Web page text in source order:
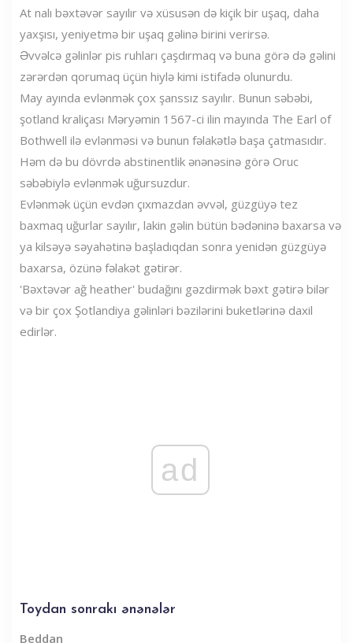
At nalı bəxtəvər sayılır və xüsusən də kiçik bir uşaq, daha
yaxşısı, yeniyetmə bir uşaq gəlinə birini verirsə.
Əvvəlcə gəlinlər pis ruhları çaşdırmaq və buna görə də gəlini
zərərdən qorumaq üçün hiylə kimi istifadə olunurdu.
May ayında evlənmək çox şanssız sayılır. Bunun səbəbi,
şotland kraliçası Məryəmin 1567-ci ilin mayında The Earl of
Bothwell ilə evlənməsi və bunun fəlakətlə başa çatmasıdır.
Həm də bu dövrdə abstinentlik ənənəsinə görə Oruc
səbəbiylə evlənmək uğursuzdur.
Evlənmək üçün evdən çıxmazdan əvvəl, güzgüyə tez
baxmaq uğurlar sayılır, lakin gəlin bütün bədəninə baxarsa və
ya kilsəyə səyahətinə başladıqdan sonra yenidən güzgüyə
baxarsa, özünə fəlakət gətirər.
'Bəxtəvər ağ heather' budağını gəzdirmək bəxt gətirə bilər
və bir çox Şotlandiya gəlinləri bəzilərini buketlərinə daxil
edirlər.
ad
Toydan sonrakı ənənələr
Beddan